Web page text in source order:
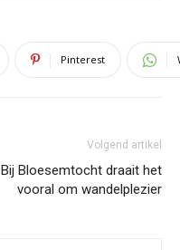
Pinterest
Volgend artikel
Bij Bloesemtocht draait het
vooral om wandelplezier